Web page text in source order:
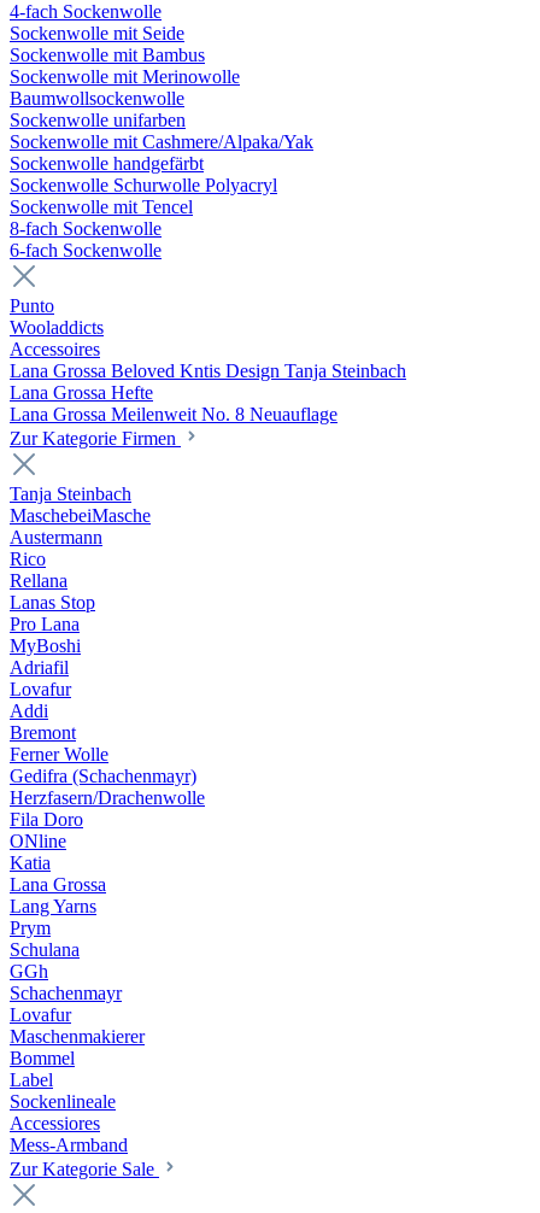
4-fach Sockenwolle
Sockenwolle mit Seide
Sockenwolle mit Bambus
Sockenwolle mit Merinowolle
Baumwollsockenwolle
Sockenwolle unifarben
Sockenwolle mit Cashmere/Alpaka/Yak
Sockenwolle handgefärbt
Sockenwolle Schurwolle Polyacryl
Sockenwolle mit Tencel
8-fach Sockenwolle
6-fach Sockenwolle
Punto
Wooladdicts
Accessoires
Lana Grossa Beloved Kntis Design Tanja Steinbach
Lana Grossa Hefte
Lana Grossa Meilenweit No. 8 Neuauflage
Zur Kategorie Firmen
Tanja Steinbach
MaschebeiMasche
Austermann
Rico
Rellana
Lanas Stop
Pro Lana
MyBoshi
Adriafil
Lovafur
Addi
Bremont
Ferner Wolle
Gedifra (Schachenmayr)
Herzfasern/Drachenwolle
Fila Doro
ONline
Katia
Lana Grossa
Lang Yarns
Prym
Schulana
GGh
Schachenmayr
Lovafur
Maschenmakierer
Bommel
Label
Sockenlineale
Accessiores
Mess-Armband
Zur Kategorie Sale